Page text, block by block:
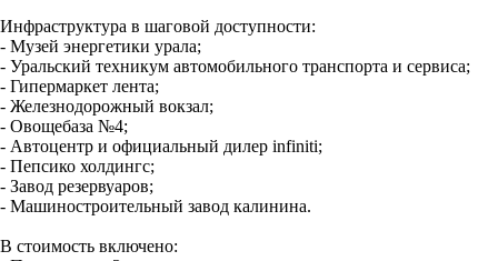
Инфраструктура в шаговой доступности:
- Музей энергетики урала;
- Уральский техникум автомобильного транспорта и сервиса;
- Гипермаркет лента;
- Железнодорожный вокзал;
- Овощебаза №4;
- Автоцентр и официальный дилер infiniti;
- Пепсико холдингс;
- Завод резервуаров;
- Машиностроительный завод калинина.
В стоимость включено: